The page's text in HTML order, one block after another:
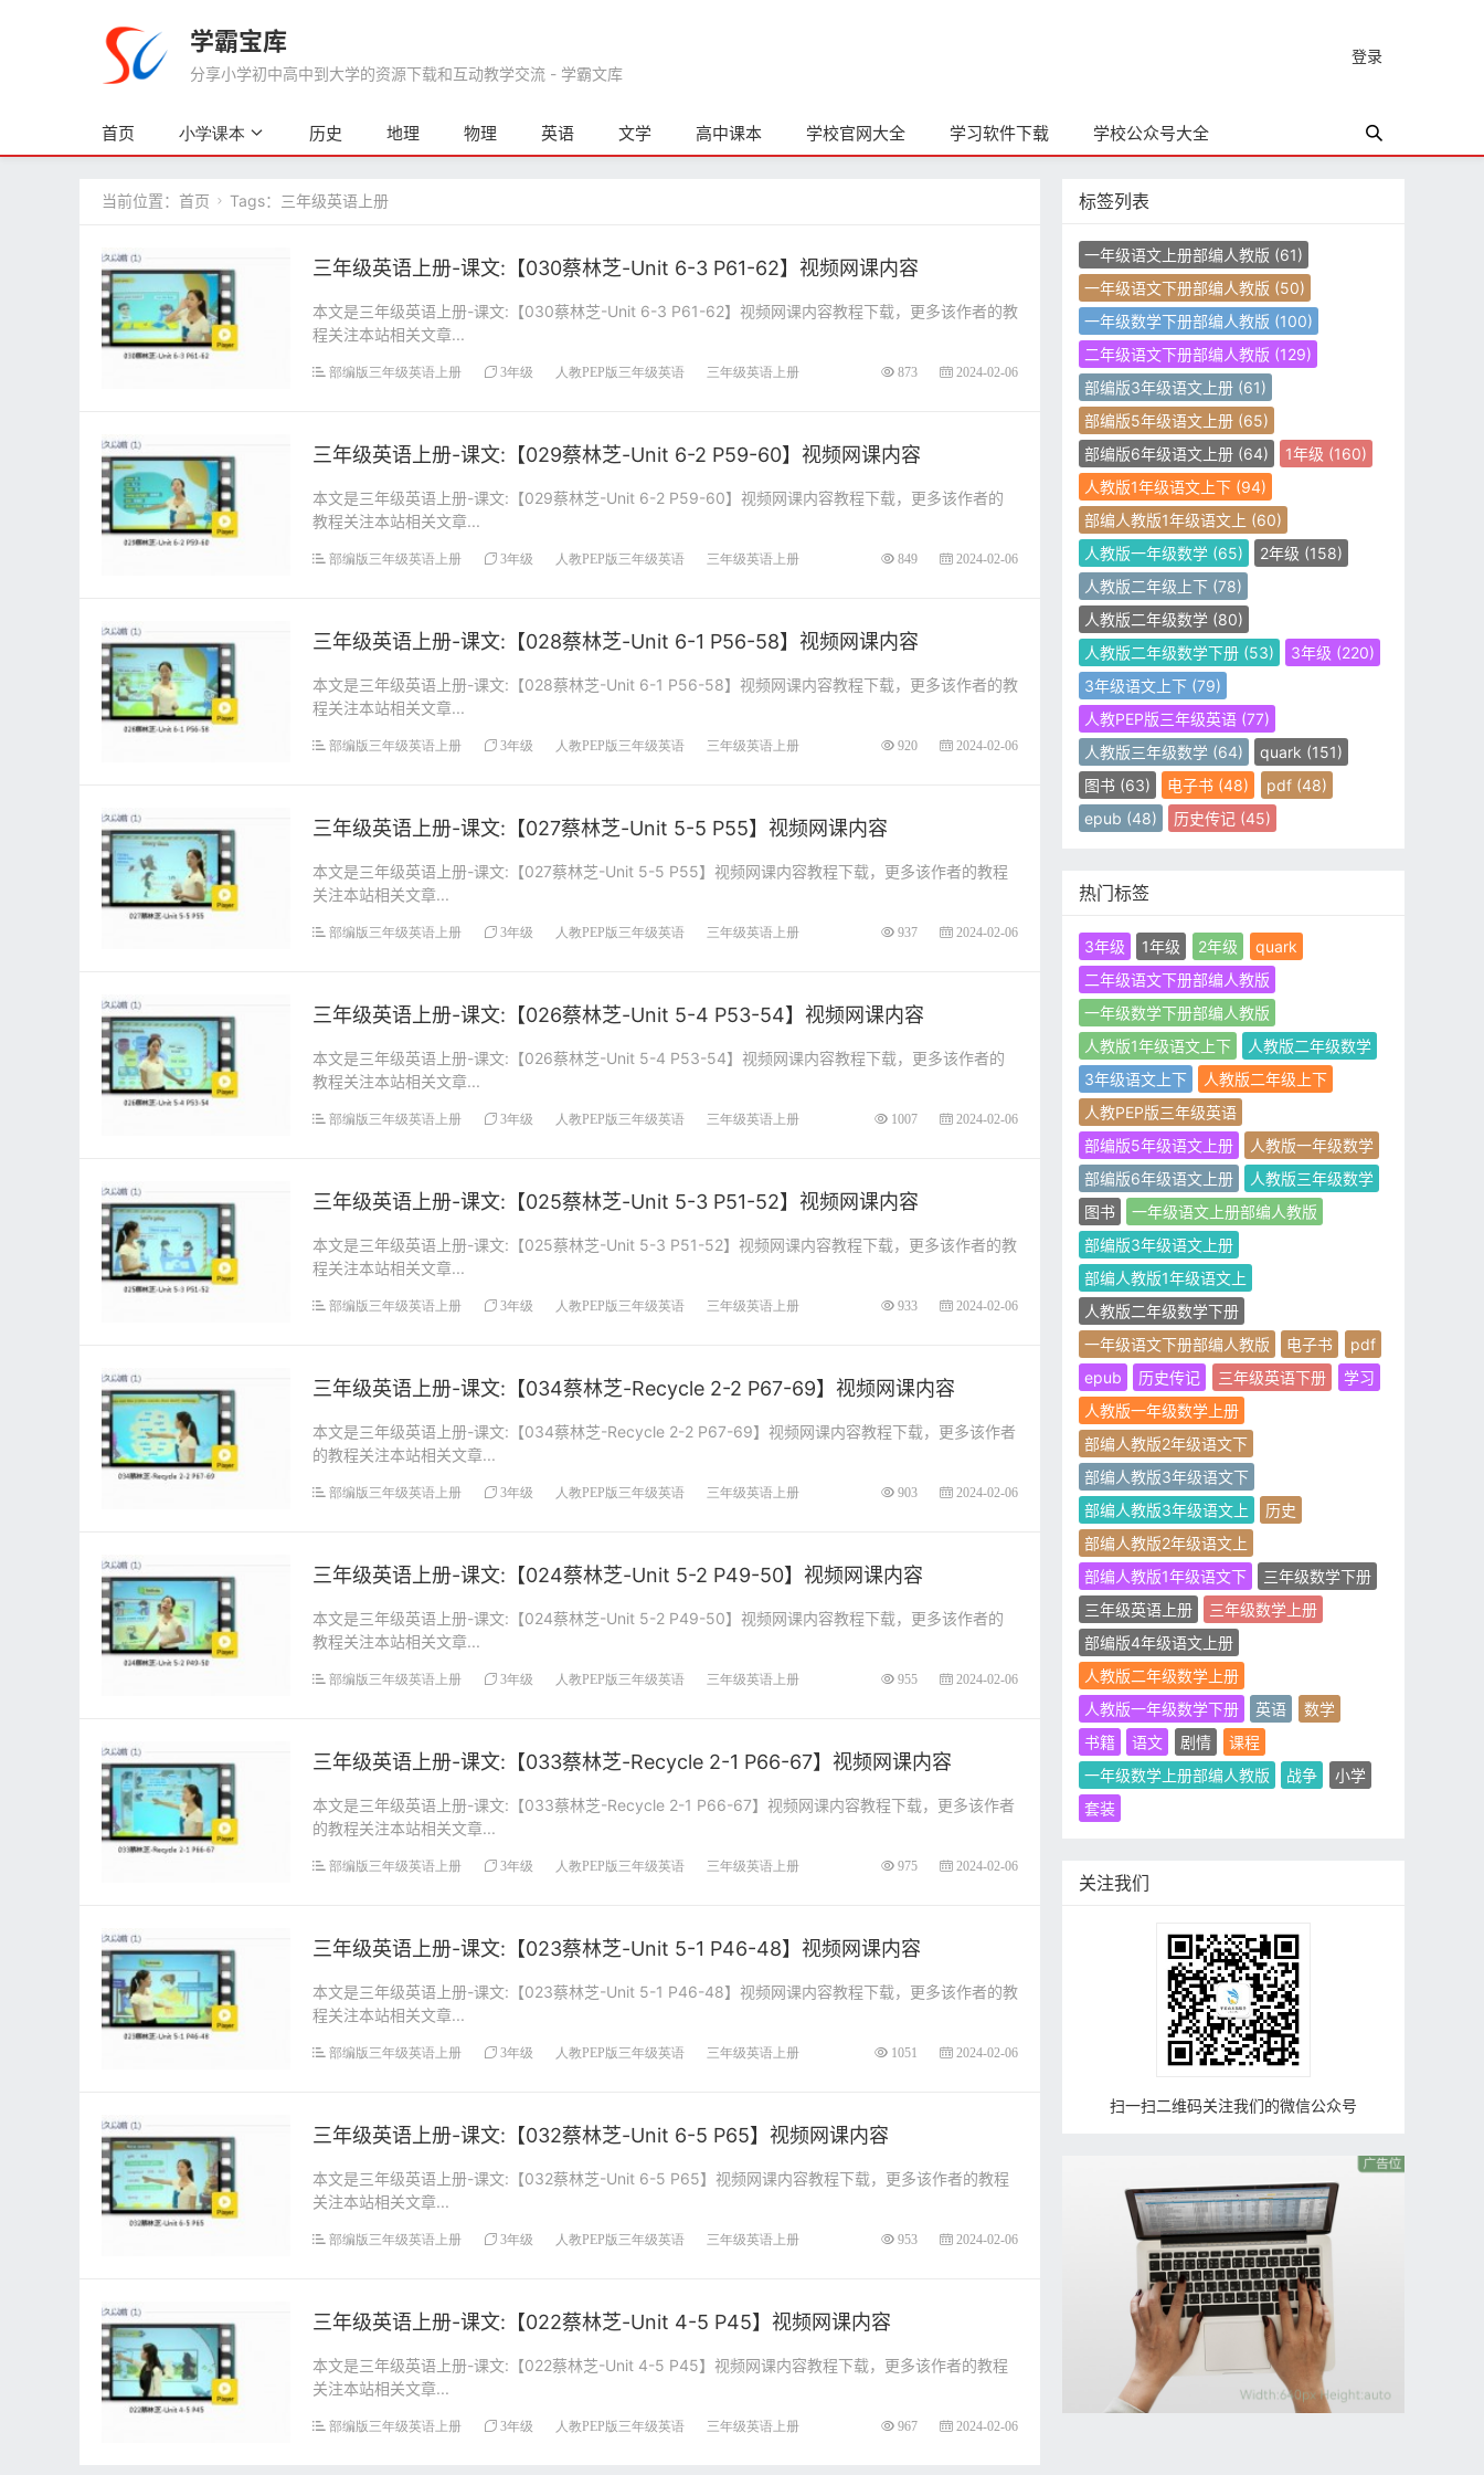
学霸宝库
分享小学初中高中到大学的资源下载和互动教学交流 - 学霸文库
登录
首页 小学课本 历史 地理 物理 英语 文学 高中课本 学校官网大全 学习软件下载 学校公众号大全
当前位置： 首页  Tags：三年级英语上册
三年级英语上册-课文:【030蔡林芝-Unit 6-3 P61-62】视频网课内容
本文是三年级英语上册-课文:【030蔡林芝-Unit 6-3 P61-62】视频网课内容教程下载，更多该作者的教
程关注本站相关文章...
部编版三年级英语上册 3年级 人教PEP版三年级英语 三年级英语上册 873 2024-02-06
三年级英语上册-课文:【029蔡林芝-Unit 6-2 P59-60】视频网课内容
本文是三年级英语上册-课文:【029蔡林芝-Unit 6-2 P59-60】视频网课内容教程下载，更多该作者的
教程关注本站相关文章...
部编版三年级英语上册 3年级 人教PEP版三年级英语 三年级英语上册 849 2024-02-06
三年级英语上册-课文:【028蔡林芝-Unit 6-1 P56-58】视频网课内容
本文是三年级英语上册-课文:【028蔡林芝-Unit 6-1 P56-58】视频网课内容教程下载，更多该作者的教
程关注本站相关文章...
部编版三年级英语上册 3年级 人教PEP版三年级英语 三年级英语上册 920 2024-02-06
三年级英语上册-课文:【027蔡林芝-Unit 5-5 P55】视频网课内容
本文是三年级英语上册-课文:【027蔡林芝-Unit 5-5 P55】视频网课内容教程下载，更多该作者的教程
关注本站相关文章...
部编版三年级英语上册 3年级 人教PEP版三年级英语 三年级英语上册 937 2024-02-06
三年级英语上册-课文:【026蔡林芝-Unit 5-4 P53-54】视频网课内容
本文是三年级英语上册-课文:【026蔡林芝-Unit 5-4 P53-54】视频网课内容教程下载，更多该作者的
教程关注本站相关文章...
部编版三年级英语上册 3年级 人教PEP版三年级英语 三年级英语上册 1007 2024-02-06
三年级英语上册-课文:【025蔡林芝-Unit 5-3 P51-52】视频网课内容
本文是三年级英语上册-课文:【025蔡林芝-Unit 5-3 P51-52】视频网课内容教程下载，更多该作者的教
程关注本站相关文章...
部编版三年级英语上册 3年级 人教PEP版三年级英语 三年级英语上册 933 2024-02-06
三年级英语上册-课文:【034蔡林芝-Recycle 2-2 P67-69】视频网课内容
本文是三年级英语上册-课文:【034蔡林芝-Recycle 2-2 P67-69】视频网课内容教程下载，更多该作者
的教程关注本站相关文章...
部编版三年级英语上册 3年级 人教PEP版三年级英语 三年级英语上册 903 2024-02-06
三年级英语上册-课文:【024蔡林芝-Unit 5-2 P49-50】视频网课内容
本文是三年级英语上册-课文:【024蔡林芝-Unit 5-2 P49-50】视频网课内容教程下载，更多该作者的
教程关注本站相关文章...
部编版三年级英语上册 3年级 人教PEP版三年级英语 三年级英语上册 955 2024-02-06
三年级英语上册-课文:【033蔡林芝-Recycle 2-1 P66-67】视频网课内容
本文是三年级英语上册-课文:【033蔡林芝-Recycle 2-1 P66-67】视频网课内容教程下载，更多该作者
的教程关注本站相关文章...
部编版三年级英语上册 3年级 人教PEP版三年级英语 三年级英语上册 975 2024-02-06
三年级英语上册-课文:【023蔡林芝-Unit 5-1 P46-48】视频网课内容
本文是三年级英语上册-课文:【023蔡林芝-Unit 5-1 P46-48】视频网课内容教程下载，更多该作者的教
程关注本站相关文章...
部编版三年级英语上册 3年级 人教PEP版三年级英语 三年级英语上册 1051 2024-02-06
三年级英语上册-课文:【032蔡林芝-Unit 6-5 P65】视频网课内容
本文是三年级英语上册-课文:【032蔡林芝-Unit 6-5 P65】视频网课内容教程下载，更多该作者的教程
关注本站相关文章...
部编版三年级英语上册 3年级 人教PEP版三年级英语 三年级英语上册 953 2024-02-06
三年级英语上册-课文:【022蔡林芝-Unit 4-5 P45】视频网课内容
本文是三年级英语上册-课文:【022蔡林芝-Unit 4-5 P45】视频网课内容教程下载，更多该作者的教程
关注本站相关文章...
部编版三年级英语上册 3年级 人教PEP版三年级英语 三年级英语上册 967 2024-02-06
标签列表
一年级语文上册部编人教版 (61)
一年级语文下册部编人教版 (50)
一年级数学下册部编人教版 (100)
二年级语文下册部编人教版 (129)
部编版3年级语文上册(61)
部编版5年级语文上册(65)
部编版6年级语文上册(64) 1年级 (160)
人教版1年级语文上下(94)
部编人教版1年级语文上 (60)
人教版一年级数学(65) 2年级 (158)
人教版二年级上下(78)
人教版二年级数学(80)
人教版二年级数学下册(53) 3年级 (220)
3年级语文上下(79)
人教PEP版三年级英语(77)
人教版三年级数学(64) quark (151)
图书(63) 电子书 (48) pdf (48)
epub (48) 历史传记 (45)
热门标签
3年级 1年级 2年级
quark
二年级语文下册部编人教版
一年级数学下册部编人教版
人教版1年级语文上下
人教版二年级数学
3年级语文上下
人教版二年级上下
人教PEP版三年级英语
部编版5年级语文上册
人教版一年级数学
部编版6年级语文上册
人教版三年级数学
图书
一年级语文上册部编人教版
部编版3年级语文上册
部编人教版1年级语文上
人教版二年级数学下册
一年级语文下册部编人教版
电子书
pdf
epub
历史传记 三年级英语下册
学习
人教版一年级数学上册
部编人教版2年级语文下
部编人教版3年级语文下
部编人教版3年级语文上
历史
部编人教版2年级语文上
部编人教版1年级语文下
三年级数学下册
三年级英语上册
三年级数学上册
部编版4年级语文上册
人教版二年级数学上册
人教版一年级数学下册
英语
数学
书籍
语文 剧情
课程
一年级数学上册部编人教版
战争
小学
套装
关注我们
扫一扫二维码关注我们的微信公众号